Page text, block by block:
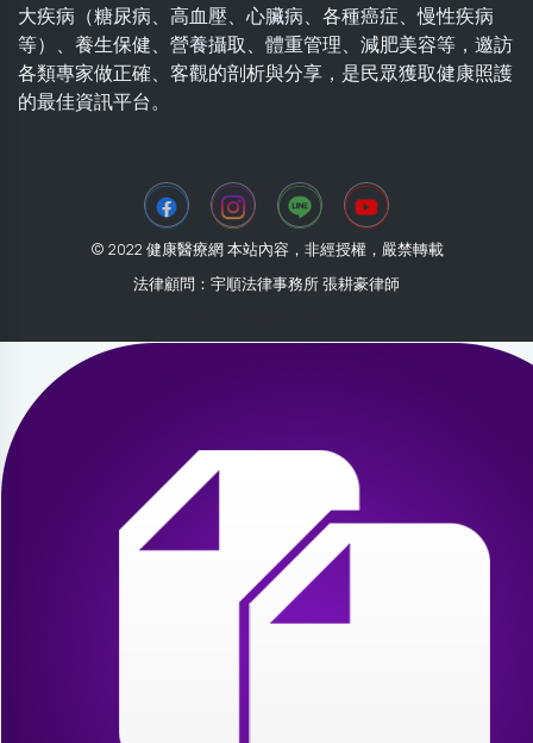
大疾病（糖尿病、高血壓、心臟病、各種癌症、慢性疾病
等）、養生保健、營養攝取、體重管理、減肥美容等，邀訪
各類專家做正確、客觀的剖析與分享，是民眾獲取健康照護
的最佳資訊平台。
© 2022 健康醫療網 本站內容，非經授權，嚴禁轉載
法律顧問：宇順法律事務所 張耕豪律師